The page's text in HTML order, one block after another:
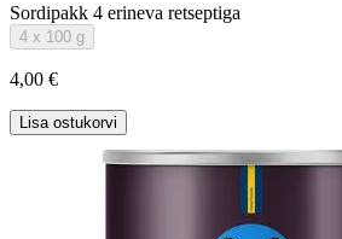
Sordipakk 4 erineva retseptiga
4 x 100 g
4,00 €
Lisa ostukorvi